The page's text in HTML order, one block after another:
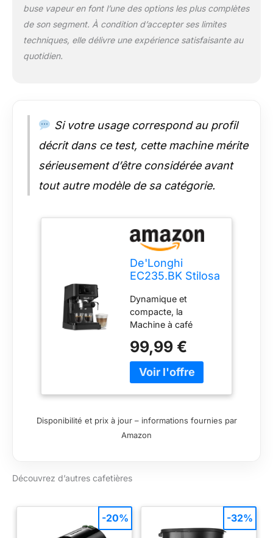
buse vapeur en font l’une des options les plus complètes
de son segment. À condition d’accepter ses limites
techniques, elle délivre une expérience satisfaisante au
quotidien.
Si votre usage correspond au profil
décrit dans ce test, cette machine mérite
sérieusement d’être considérée avant
tout autre modèle de sa catégorie.
De'Longhi
EC235.BK Stilosa
Cafetière à
pompe 15 bars
1100 W 1 L Noir
Dynamique et
compacte, la
Machine à café
traditionnelle Stilosa
EC235.BK apporte
une touche de style à
99,99 €
Disponibilité et prix à jour – informations fournies par
Amazon
Découvrez d’autres cafetières
-20% -32%